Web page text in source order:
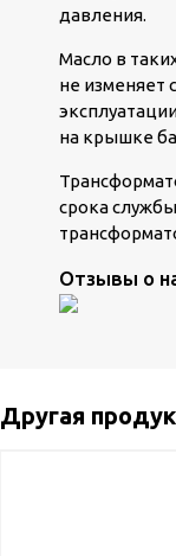
давления.
Масло в
не изменяет
на крышке
срока
Отзывы о
Другая